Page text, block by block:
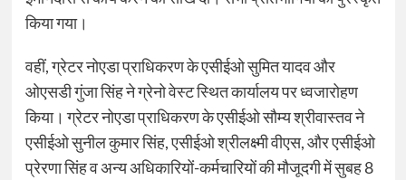
किया गया।
वहीं, ग्रेटर नोएडा प्राधिकरण के एसीईओ सुमित यादव और
ओएसडी गुंजा सिंह ने ग्रेनो वेस्ट स्थित कार्यालय पर ध्वजारोहण
किया। ग्रेटर नोएडा प्राधिकरण के एसीईओ सौम्य श्रीवास्तव ने
एसीईओ सुनील कुमार सिंह, एसीईओ श्रीलक्ष्मी वीएस, और एसीईओ
प्रेरणा सिंह व अन्य अधिकारियों-कर्मचारियों की मौजूदगी में सुबह 8